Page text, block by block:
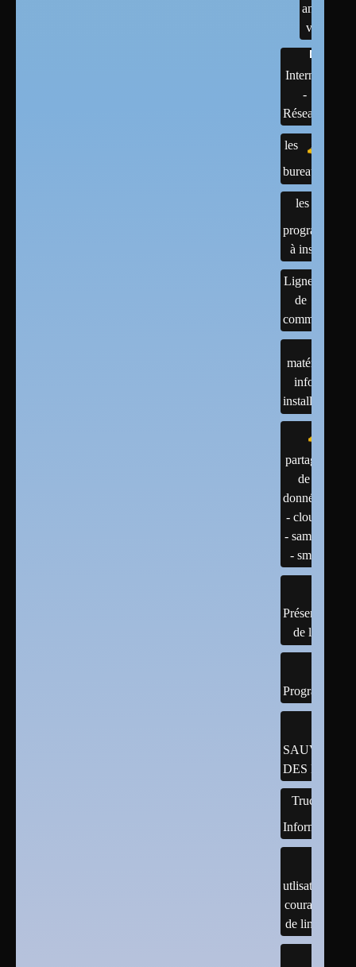
anciennes
versions
Internet
-
Réseaux
les
bureaux
les
programmes
à installer
Lignes
de
commandes
matériels :
infos et
installations
partage
de
données
- cloud
- samba
- smb
Présentation
de linux
DES
Trucs
Informatiques
utlisation
courante
de linux